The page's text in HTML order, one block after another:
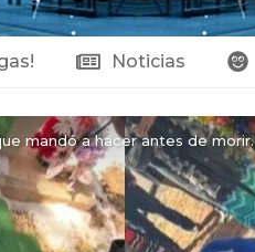
Noticias
mandó a hacer antes de morir.